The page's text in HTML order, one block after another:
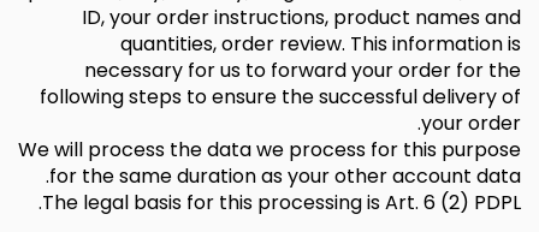
ID, your order instructions, product names and
quantities, order review. This information is
necessary for us to forward your order for the
following steps to ensure the successful delivery of
your order.
We will process the data we process for this purpose
for the same duration as your other account data.
The legal basis for this processing is Art. 6 (2) PDPL.